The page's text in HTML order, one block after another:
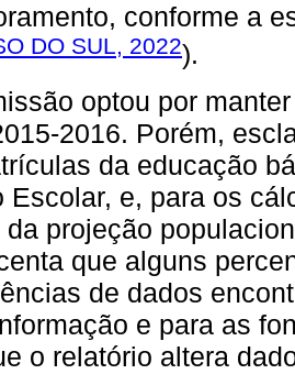
conforme a
DO SUL, 2022).
optou por
2016. Porém,
da educação
Escolar, e, para os
da projeção
que alguns
de dados
e para as
o relatório altera